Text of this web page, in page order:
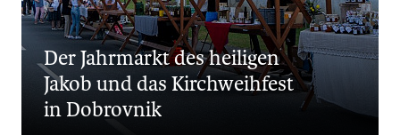
Der Jahrmarkt des heiligen
Jakob und das Kirchweihfest
in Dobrovnik